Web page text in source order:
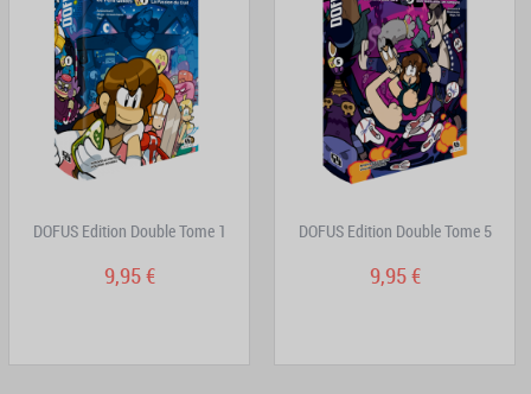
DOFUS Edition Double Tome 1
9,95 €
DOFUS Edition Double Tome 5
9,95 €